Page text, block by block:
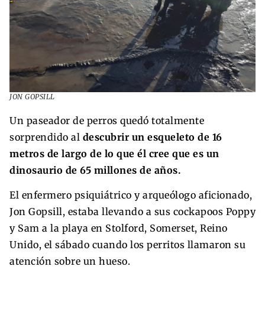
JON GOPSILL
Un paseador de perros quedó totalmente
sorprendido al descubrir un esqueleto de 16
metros de largo de lo que él cree que es un
dinosaurio de 65 millones de años.
El enfermero psiquiátrico y arqueólogo aficionado,
Jon Gopsill, estaba llevando a sus cockapoos Poppy
y Sam a la playa en Stolford, Somerset, Reino
Unido, el sábado cuando los perritos llamaron su
atención sobre un hueso.